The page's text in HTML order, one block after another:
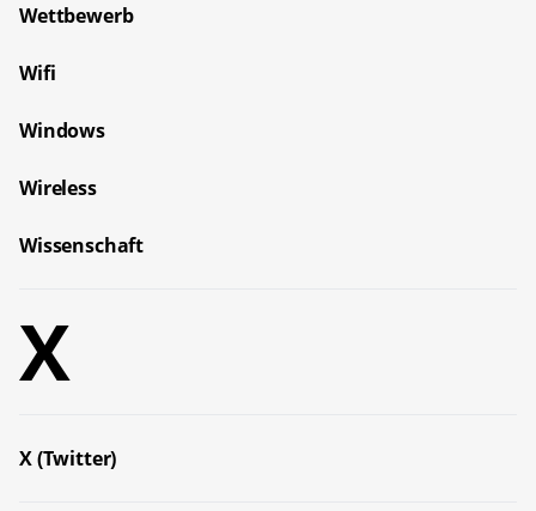
Wettbewerb
Wifi
Windows
Wireless
Wissenschaft
X
X (Twitter)